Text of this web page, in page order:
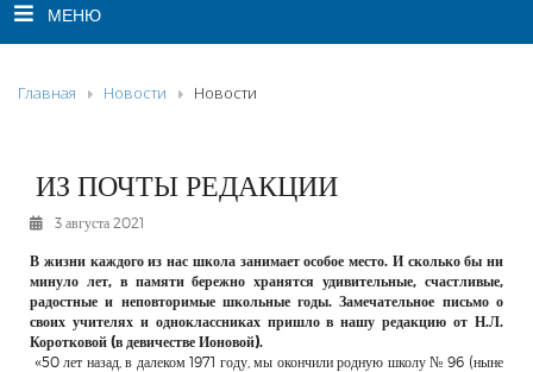
МЕНЮ
НОВОСТИ
К СВЕДЕНИЮ
РЕКЛАМОДАТЕЛЯМ
ОБЪЯВЛЕНИЯ
КОНТАКТЫ
Главная Новости Новости
ИЗ ПОЧТЫ РЕДАКЦИИ
3 августа 2021
В жизни каждого из нас школа занимает особое место. И сколько бы ни
минуло лет, в памяти бережно хранятся удивительные, счастливые,
радостные и неповторимые школьные годы. Замечательное письмо о
своих учителях и одноклассниках пришло в нашу редакцию от Н.Л.
Коротковой (в девичестве Ионовой).
«50 лет назад, в далеком 1971 году, мы окончили родную школу № 96 (ныне